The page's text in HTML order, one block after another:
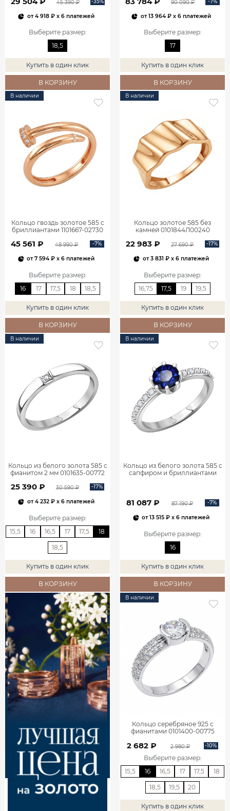
45 390 ₽
от4 918 ₽x 6 платежей
Выберите размер:
18,5
Купить в один клик
В КОРЗИНУ
90 090 ₽
от13 964 ₽x 6 платежей
Выберите размер:
17
Купить в один клик
В КОРЗИНУ
В наличии
Кольцо гвоздь золотое 585 с
бриллиантами 1101667-02730
45 561 ₽ 48 990 ₽ -7%
от7 594 ₽ x 6 платежей
Выберите размер:
16
17 17,5 18 18,5
Купить в один клик
В КОРЗИНУ
В наличии
Кольцо золотое 585 без
камней 0101844Л00240
22 983 ₽ 27 690 ₽ -17%
от3 831 ₽x 6 платежей
Выберите размер:
16,75
17,5 19 19,5
Купить в один клик
В КОРЗИНУ
В наличии
Кольцо из белого золота 585 с
фианитом 2 мм 0101635-00772
25 390 ₽ 30 590 ₽ -17%
от4 232 ₽x 6 платежей
Выберите размер:
15,5
16 16,5 17 17,5 18
18,5
Купить в один клик
В КОРЗИНУ
В наличии
Кольцо из белого золота 585 с
сапфиром и бриллиантами
81 087 ₽ 87 190 ₽ -7%
от13 515 ₽ x 6 платежей
Выберите размер:
16
Купить в один клик
В КОРЗИНУ
В наличии
Кольцо серебряное 925 с
фианитами 0101400-00775
2 682 ₽ 2 980 ₽ -10%
Выберите размер:
15,5
16 16,5 17 17,5 18
18,5 19,5 20
Купить в один клик